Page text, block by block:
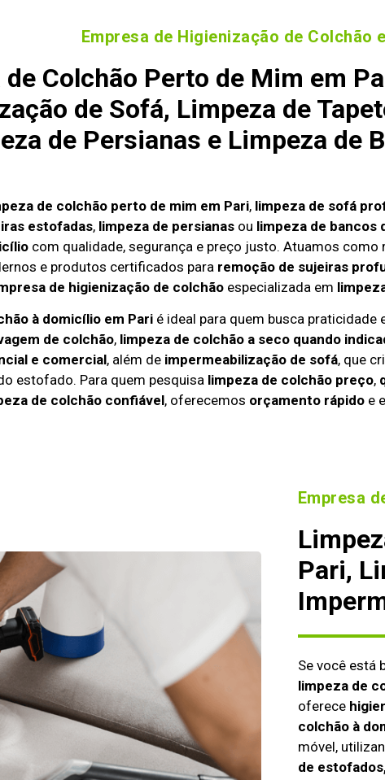
Empresa de Higienização de Colchão
de Colchão Perto de Mim em
de Sofá, Limpeza de
de Persianas e Limpeza de
de colchão perto de mim em Pari, limpeza de sofá
estofadas, limpeza de persianas ou limpeza de bancos
com qualidade, segurança e preço justo. Atuamos como
e produtos certificados para remoção de sujeiras
de higienização de colchão especializada em
à domicílio em Parié ideal para quem busca praticidade
de colchão, limpeza de colchão a seco quando
e comercial, além de impermeabilização de sofá, que
estofado. Para quem pesquisa limpeza de colchão preço,
de colchão confiável, oferecemos orçamento rápido e
Empresa
Pari,
Se você está
limpeza de
oferece
colchão à
móvel,
de